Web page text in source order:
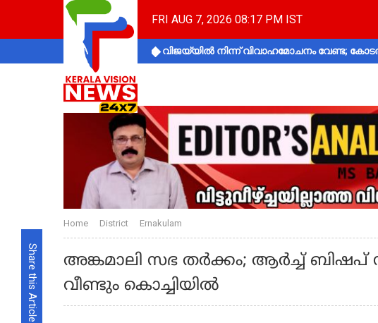
FRI AUG 7, 2026 08:17 PM IST
വിജയ്‌യിൽ നിന്ന് വിവാഹമോചനം വേണ്ട;
Share this Article
Home District Ernakulam
അങ്കമാലി സഭ തര്‍ക്കം; ആര്‍ച്ച് ബിഷപ്
വീണ്ടും കൊച്ചിയില്‍